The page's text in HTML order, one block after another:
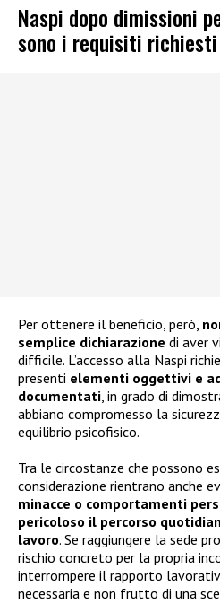
Naspi dopo dimissioni
sono i requisiti richiesti
Per ottenere il beneficio, però,
semplice dichiarazione di aver
difficile. L’accesso alla Naspi
presenti elementi oggettivi e
documentati, in grado di
abbiano compromesso la
equilibrio psicofisico.
Tra le circostanze che possono
considerazione rientrano anche
minacce o comportamenti
pericoloso il percorso
lavoro. Se raggiungere la sede
rischio concreto per la propria
interrompere il rapporto
necessaria e non frutto di una